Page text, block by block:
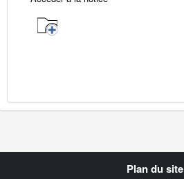
Plan du site